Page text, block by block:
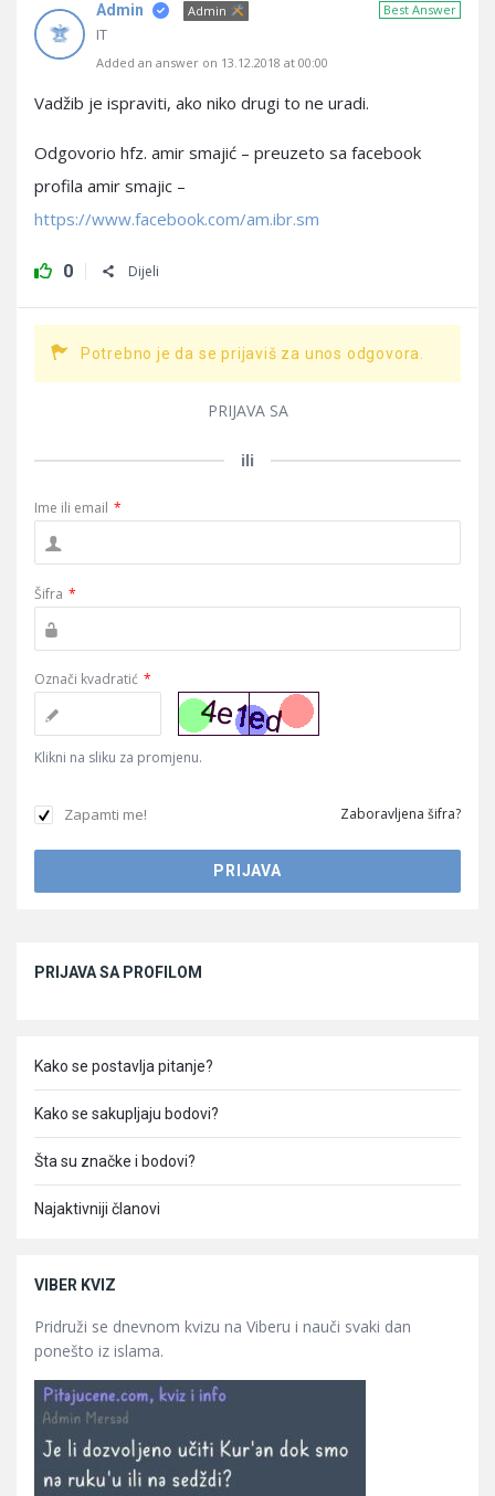
Best Answer
Admin Admin
IT
Added an answer on 13.12.2018 at 00:00
Vadžib je ispraviti, ako niko drugi to ne uradi.
Odgovorio hfz. amir smajić – preuzeto sa facebook
profila amir smajic –
https://www.facebook.com/am.ibr.sm
0 Dijeli
Potrebno je da se prijaviš za unos odgovora.
PRIJAVA SA
ili
Ime ili email *
Šifra *
Označi kvadratić *
Klikni na sliku za promjenu.
Zapamti me! Zaboravljena šifra?
PRIJAVA SA PROFILOM
Kako se postavlja pitanje?
Kako se sakupljaju bodovi?
Šta su značke i bodovi?
Najaktivniji članovi
VIBER KVIZ
Pridruži se dnevnom kvizu na Viberu i nauči svaki dan
ponešto iz islama.